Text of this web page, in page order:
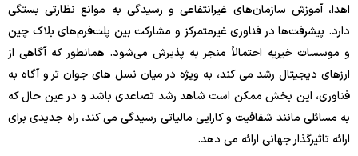
اهدا، آموزش سازمان‌های غیرانتفاعی و رسیدگی به موانع نظارتی بستگی
دارد. پیشرفت‌ها در فناوری غیرمتمرکز و مشارکت بین پلت‌فرم‌های بلاک چین
و موسسات خیریه احتمالاً منجر به پذیرش می‌شود. همانطور که آگاهی از
ارزهای دیجیتال رشد می کند، به ویژه در میان نسل های جوان تر و آگاه به
فناوری، این بخش ممکن است شاهد رشد تصاعدی باشد و در عین حال که
به مسائلی مانند شفافیت و کارایی مالیاتی رسیدگی می کند، راه جدیدی برای
ارائه تاثیرگذار جهانی ارائه می دهد.